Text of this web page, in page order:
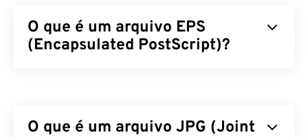
O que é um arquivo EPS
(Encapsulated PostScript)?
arquivo EPS também contém uma imagem
O que é um arquivo JPG (Joint